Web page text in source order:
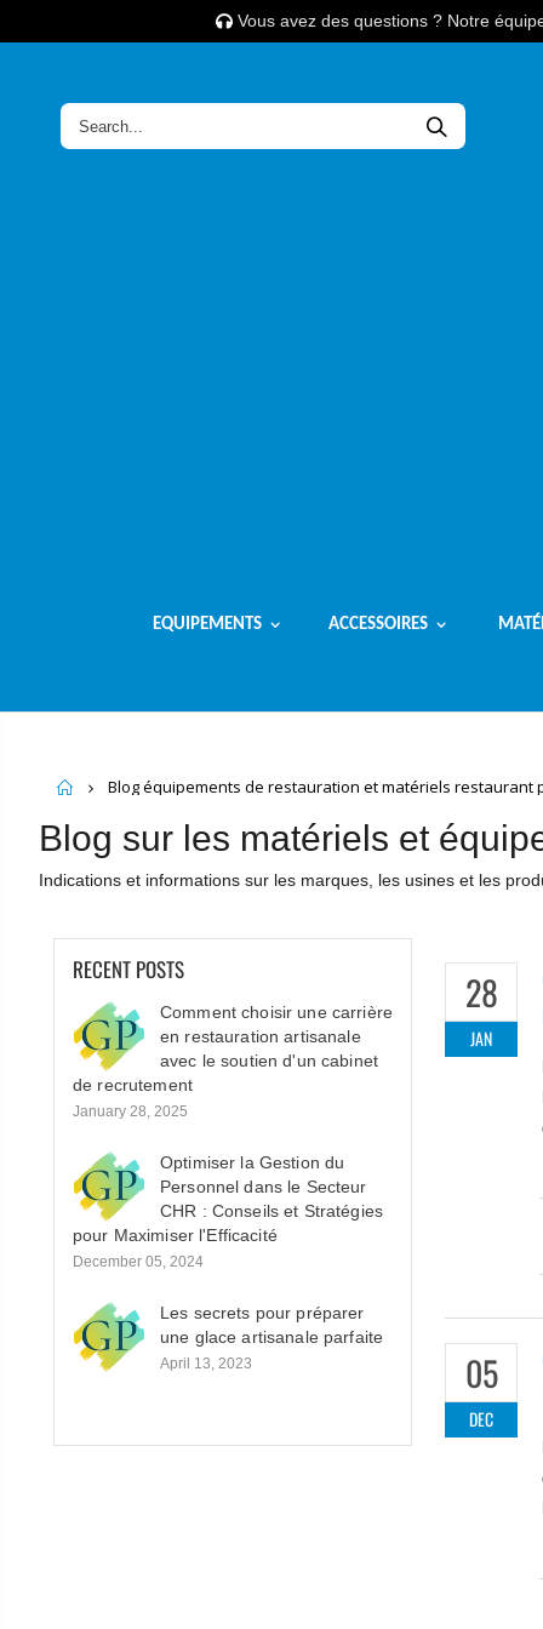
Vous avez des questions ? Notre
EQUIPEMENTS ACCESSOIRES
Home
Blog équipements de restauration et matériels restaurant
Blog sur les matériels et
Indications et informations sur les marques, les usines et les
RECENT POSTS
Comment choisir une carrière
en restauration artisanale
avec le soutien d'un cabinet
de recrutement
January 28, 2025
Optimiser la Gestion du
Personnel dans le Secteur
CHR : Conseils et Stratégies
pour Maximiser l'Efficacité
December 05, 2024
Les secrets pour préparer
une glace artisanale parfaite
April 13, 2023
28
JAN
05
DEC